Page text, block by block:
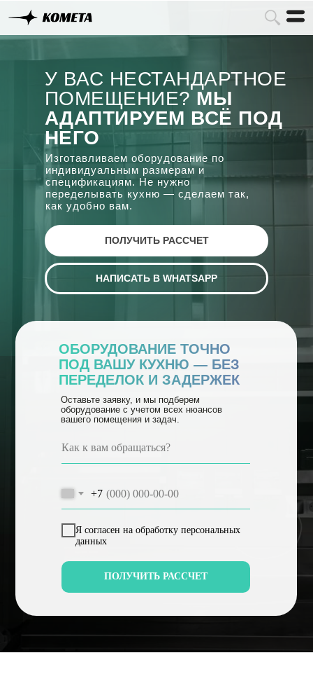
ОБОРУДОВАНИЕ ТОЧНО
ПОД ВАШУ КУХНЮ — БЕЗ
ПЕРЕДЕЛОК И ЗАДЕРЖЕК
Оставьте заявку, и мы подберем
оборудование с учетом всех нюансов
вашего помещения и задач.
+7
Я согласен на обработку персональных
данных
ПОЛУЧИТЬ РАССЧЕТ
У ВАС НЕСТАНДАРТНОЕ
ПОМЕЩЕНИЕ? МЫ
АДАПТИРУЕМ ВСЁ ПОД
НЕГО
Изготавливаем оборудование по
индивидуальным размерам и
спецификациям. Не нужно
переделывать кухню — сделаем так,
как удобно вам.
ПОЛУЧИТЬ РАССЧЕТ
НАПИСАТЬ В WHATSAPP